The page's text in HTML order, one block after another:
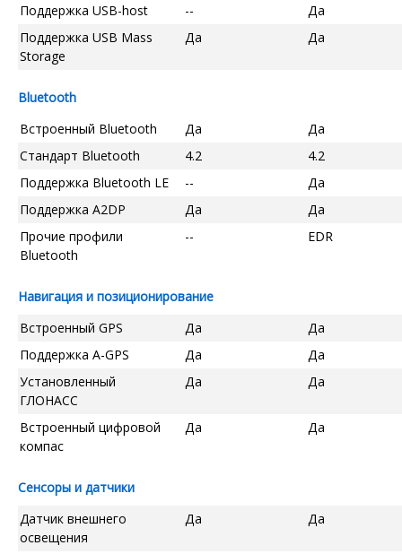
Поддержка USB-host
--
Да
Поддержка USB Mass
Storage
Да Да
Bluetooth
Встроенный Bluetooth
Да
Да
Стандарт Bluetooth
4.2
4.2
Поддержка Bluetooth LE
--
Да
Поддержка A2DP
Да
Да
Прочие профили
Bluetooth
-- EDR
Навигация и позиционирование
Встроенный GPS
Да
Да
Поддержка A-GPS
Да
Да
Установленный
ГЛОНАСС
Да Да
Встроенный цифровой
компас
Да Да
Сенсоры и датчики
Датчик внешнего
освещения
Да Да